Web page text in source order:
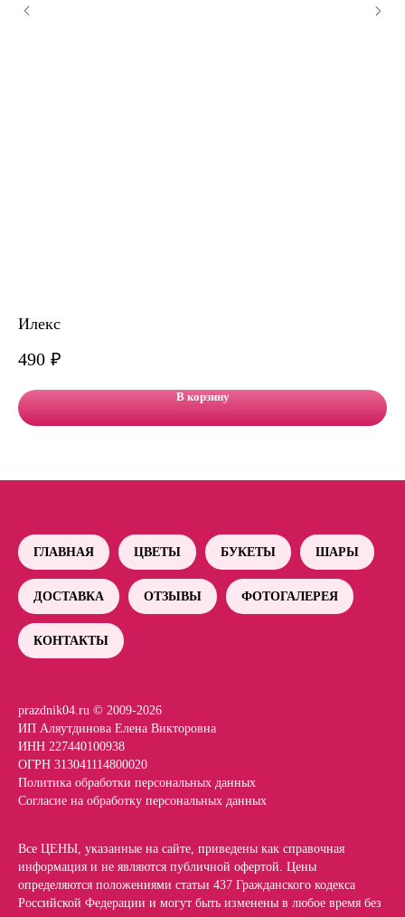
Илекс
490 ₽
В корзину
ГЛАВНАЯ ЦВЕТЫ БУКЕТЫ ШАРЫ
ДОСТАВКА ОТЗЫВЫ ФОТОГАЛЕРЕЯ
КОНТАКТЫ
prazdnik04.ru © 2009-2026
ИП Аляутдинова Елена Викторовна
ИНН 227440100938
ОГРН 313041114800020
Политика обработки персональных данных
Согласие на обработку персональных данных
Все ЦЕНЫ, указанные на сайте, приведены как справочная
информация и не являются публичной офертой. Цены
определяются положениями статьи 437 Гражданского кодекса
Российской Федерации и могут быть изменены в любое время без